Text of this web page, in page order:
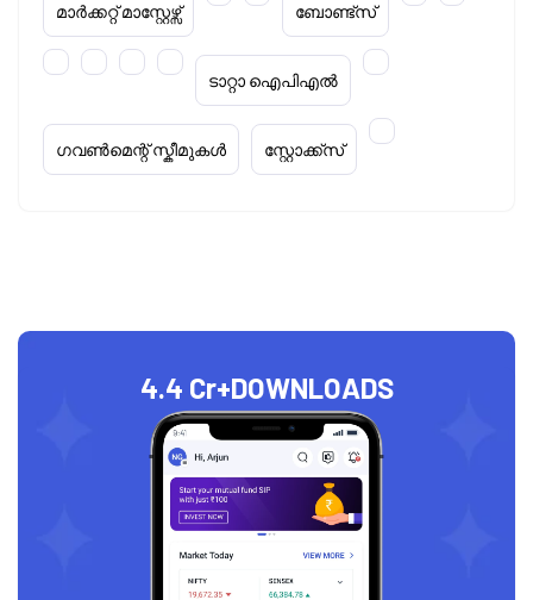
മാർക്കറ്റ് മാസ്റ്റേഴ്സ് ബോണ്ട്സ്
ടാറ്റാ ഐപിഎൽ
ഗവൺമെന്റ് സ്കീമുകൾ സ്റ്റോക്ക്‌സ്
4.4 Cr+DOWNLOADS